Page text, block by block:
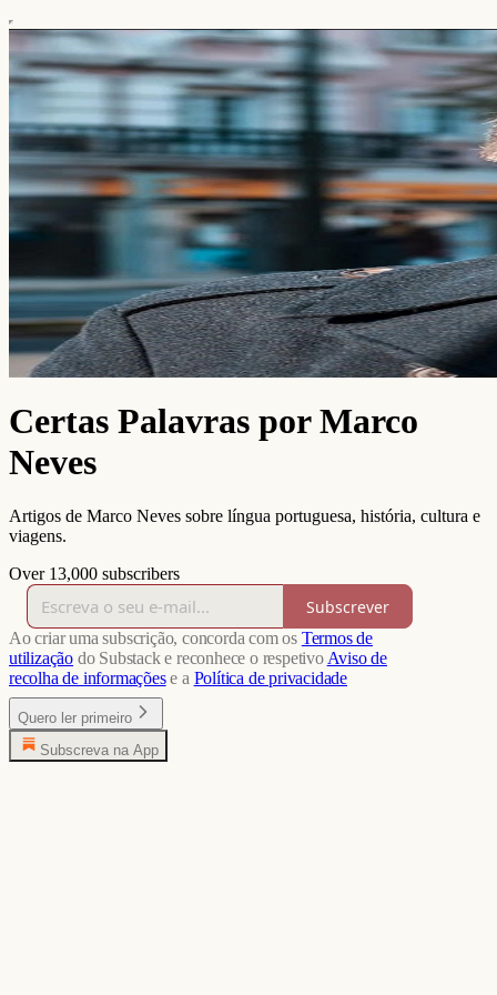
Certas Palavras por Marco
Neves
Artigos de Marco Neves sobre língua portuguesa, história, cultura e
viagens.
Over 13,000 subscribers
Subscrever
Ao criar uma subscrição, concorda com os Termos de
utilização do Substack e reconhece o respetivoAviso de
recolha de informaçõese a Política de privacidade
Quero ler primeiro
Subscreva na App